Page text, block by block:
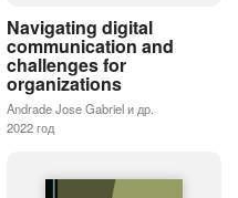
Navigating digital
communication and
challenges for
organizations
Andrade Jose Gabriel и др.
2022 год